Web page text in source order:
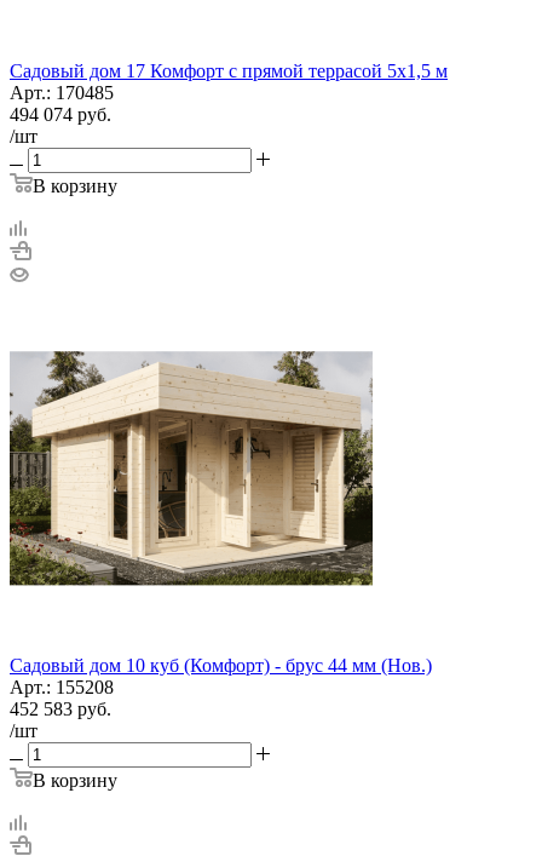
Садовый дом 17 Комфорт с прямой террасой 5х1,5 м
Арт.: 170485
494 074 руб.
/шт
В корзину
Садовый дом 10 куб (Комфорт) - брус 44 мм (Нов.)
Арт.: 155208
452 583 руб.
/шт
В корзину